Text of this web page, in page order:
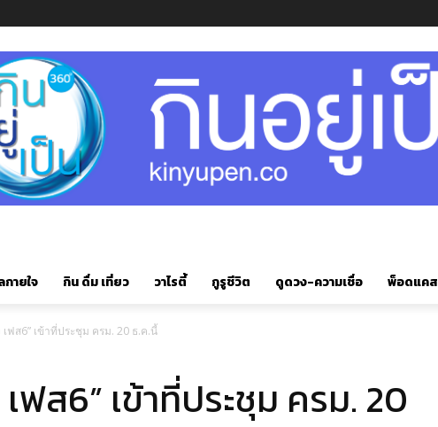
ายใจ กิน ดื่ม เที่ยว วาไรตี้ กูรูชีวิต ดูดวง-ความเชื่อ พ็อดแคส
เฟส6” เข้าที่ประชุม ครม. 20 ธ.ค.นี้
ฟส6” เข้าที่ประชุม ครม. 20